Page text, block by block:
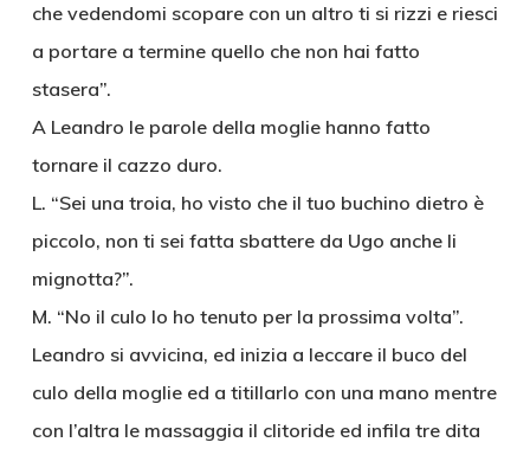
che vedendomi scopare con un altro ti si rizzi e riesci
a portare a termine quello che non hai fatto
stasera”.
A Leandro le parole della moglie hanno fatto
tornare il cazzo duro.
L. “Sei una troia, ho visto che il tuo buchino dietro è
piccolo, non ti sei fatta sbattere da Ugo anche li
mignotta?”.
M. “No il culo lo ho tenuto per la prossima volta”.
Leandro si avvicina, ed inizia a leccare il buco del
culo della moglie ed a titillarlo con una mano mentre
con l’altra le massaggia il clitoride ed infila tre dita